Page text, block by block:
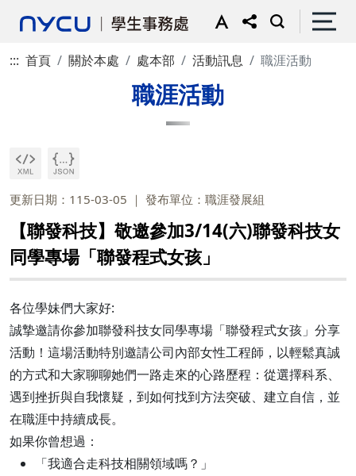
::: 首頁 關於本處 處本部 活動訊息 職涯活動
職涯活動
更新日期：115-03-05 發布單位：職涯發展組
【聯發科技】敬邀參加3/14(六)聯發科技女
同學專場「聯發程式女孩」
各位學妹們大家好:
誠摯邀請你參加聯發科技女同學專場「聯發程式女孩」分享
活動！這場活動特別邀請公司內部女性工程師，以輕鬆真誠
的方式和大家聊聊她們一路走來的心路歷程：從選擇科系、
遇到挫折與自我懷疑，到如何找到方法突破、建立自信，並
在職涯中持續成長。
如果你曾想過：
「我適合走科技相關領域嗎？」